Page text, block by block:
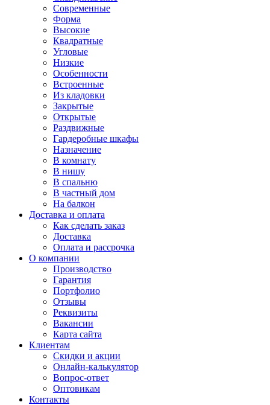
Современные
Форма
Высокие
Квадратные
Угловые
Низкие
Особенности
Встроенные
Из кладовки
Закрытые
Открытые
Раздвижные
Гардеробные шкафы
Назначение
В комнату
В нишу
В спальню
В частный дом
На балкон
Доставка и оплата
Как сделать заказ
Доставка
Оплата и рассрочка
О компании
Производство
Гарантия
Портфолио
Отзывы
Реквизиты
Вакансии
Карта сайта
Клиентам
Скидки и акции
Онлайн-калькулятор
Вопрос-ответ
Оптовикам
Контакты